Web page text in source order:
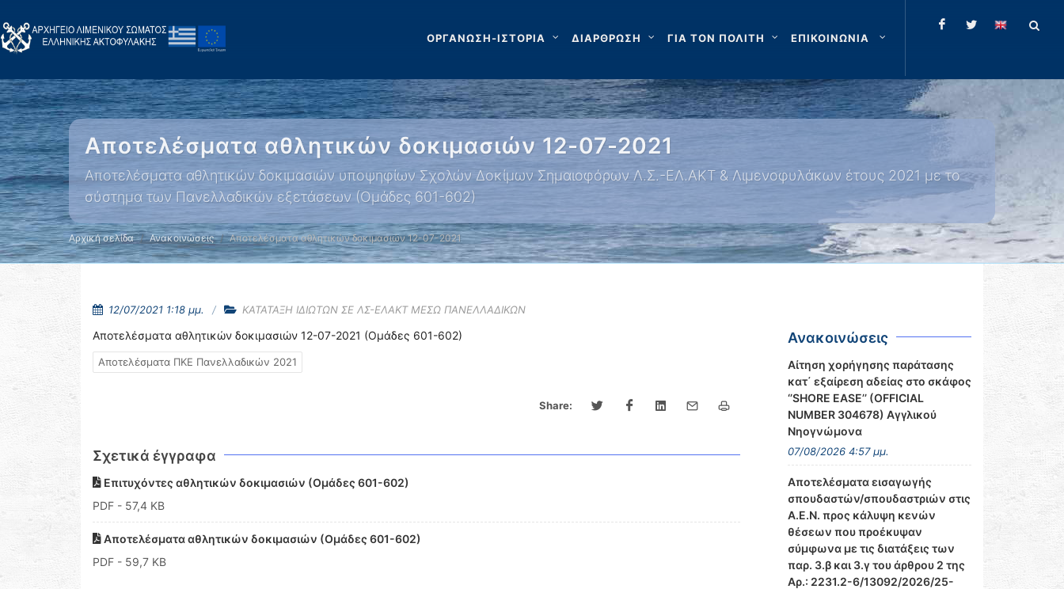
ΟΡΓΑΝΩΣΗ-ΙΣΤΟΡΙΑ ΔΙΑΡΘΡΩΣΗ ΓΙΑ ΤΟΝ ΠΟΛΙΤΗ ΕΠΙΚΟΙΝΩΝΙΑ
Αποτελέσματα αθλητικών δοκιμασιών 12-07-2021
Αποτελέσματα αθλητικών δοκιμασιών υποψηφίων Σχολών Δοκίμων Σημαιοφόρων Λ.Σ.-ΕΛ.ΑΚΤ & Λιμενοφυλάκων έτους 2021 με το
σύστημα των Πανελλαδικών εξετάσεων (Ομάδες 601-602)
Αρχική σελίδα Ανακοινώσεις Αποτελέσματα αθλητικών δοκιμασιών 12-07-2021
12/07/2021 1:18 μμ. ΚΑΤΑΤΑΞΗ ΙΔΙΩΤΩΝ ΣΕ ΛΣ-ΕΛΑΚΤ ΜΕΣΩ ΠΑΝΕΛΛΑΔΙΚΩΝ
Αποτελέσματα αθλητικών δοκιμασιών 12-07-2021 (Ομάδες 601-602)
Αποτελέσματα ΠΚΕ Πανελλαδικών 2021
Share:
Σχετικά έγγραφα
Επιτυχόντες αθλητικών δοκιμασιών (Ομάδες 601-602)
PDF - 57,4 KB
Αποτελέσματα αθλητικών δοκιμασιών (Ομάδες 601-602)
PDF - 59,7 KB
Ανακοινώσεις
Αίτηση χορήγησης παράτασης
κατ΄ εξαίρεση αδείας στο σκάφος
‘’SHORE EASE’’ (OFFICIAL
NUMBER 304678) Αγγλικού
Νηογνώμονα
07/08/2026 4:57 μμ.
Αποτελέσματα εισαγωγής
σπουδαστών/σπουδαστριών στις
Α.Ε.Ν. προς κάλυψη κενών
θέσεων που προέκυψαν
σύμφωνα με τις διατάξεις των
παρ. 3.β και 3.γ του άρθρου 2 της
Αρ.: 2231.2-6/13092/2026/25-